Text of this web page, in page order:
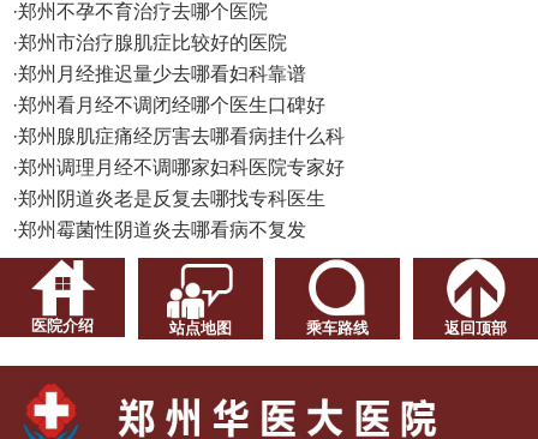
·郑州不孕不育治疗去哪个医院
·郑州市治疗腺肌症比较好的医院
·郑州月经推迟量少去哪看妇科靠谱
·郑州看月经不调闭经哪个医生口碑好
·郑州腺肌症痛经厉害去哪看病挂什么科
·郑州调理月经不调哪家妇科医院专家好
·郑州阴道炎老是反复去哪找专科医生
·郑州霉菌性阴道炎去哪看病不复发
医院介绍 站点地图 乘车路线 返回顶部